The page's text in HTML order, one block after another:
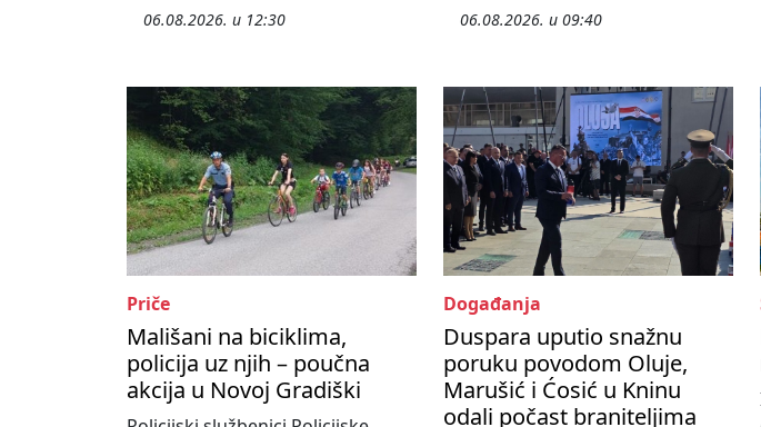
06.08.2026. u 12:30 06.08.2026. u 09:40
Priče
Mališani na biciklima,
policija uz njih – poučna
akcija u Novoj Gradiški
Događanja
Duspara uputio snažnu
poruku povodom Oluje,
Marušić i Ćosić u Kninu
odali počast braniteljima